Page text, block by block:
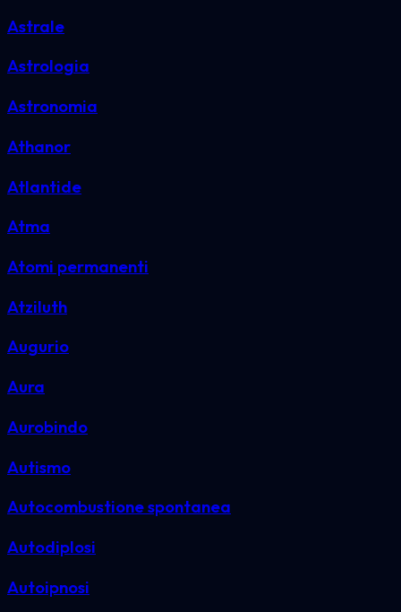
Astrale
Astrologia
Astronomia
Athanor
Atlantide
Atma
Atomi permanenti
Atziluth
Augurio
Aura
Aurobindo
Autismo
Autocombustione spontanea
Autodiplosi
Autoipnosi